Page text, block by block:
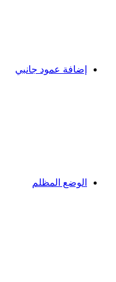
إضافة عمود جانبي
الوضع المظلم